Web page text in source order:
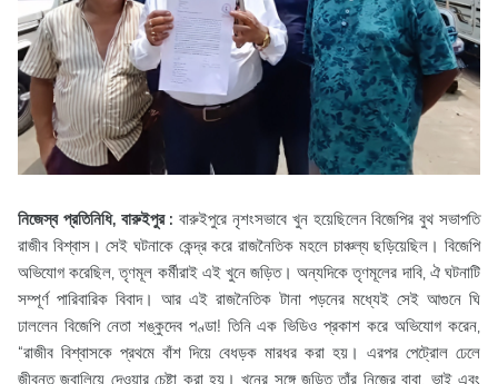
নিজেস্ব প্রতিনিধি, বারুইপুর :বারুইপুরে নৃশংসভাবে খুন হয়েছিলেন বিজেপির বুথ সভাপতি
রাজীব বিশ্বাস। সেই ঘটনাকে কেন্দ্র করে রাজনৈতিক মহলে চাঞ্চল্য ছড়িয়েছিল। বিজেপি
অভিযোগ করেছিল, তৃণমূল কর্মীরাই এই খুনে জড়িত। অন্যদিকে তৃণমূলের দাবি, ঐ ঘটনাটি
সম্পূর্ণ পারিবারিক বিবাদ। আর এই রাজনৈতিক টানা পড়নের মধ্যেই সেই আগুনে ঘি
ঢাললেন বিজেপি নেতা শঙ্কুদেব পণ্ডা! তিনি এক ভিডিও প্রকাশ করে অভিযোগ করেন,
“রাজীব বিশ্বাসকে প্রথমে বাঁশ দিয়ে বেধড়ক মারধর করা হয়। এরপর পেট্রোল ঢেলে
জীবন্ত জ্বালিয়ে দেওয়ার চেষ্টা করা হয়। খুনের সঙ্গে জড়িত তাঁর নিজের বাবা, ভাই এবং